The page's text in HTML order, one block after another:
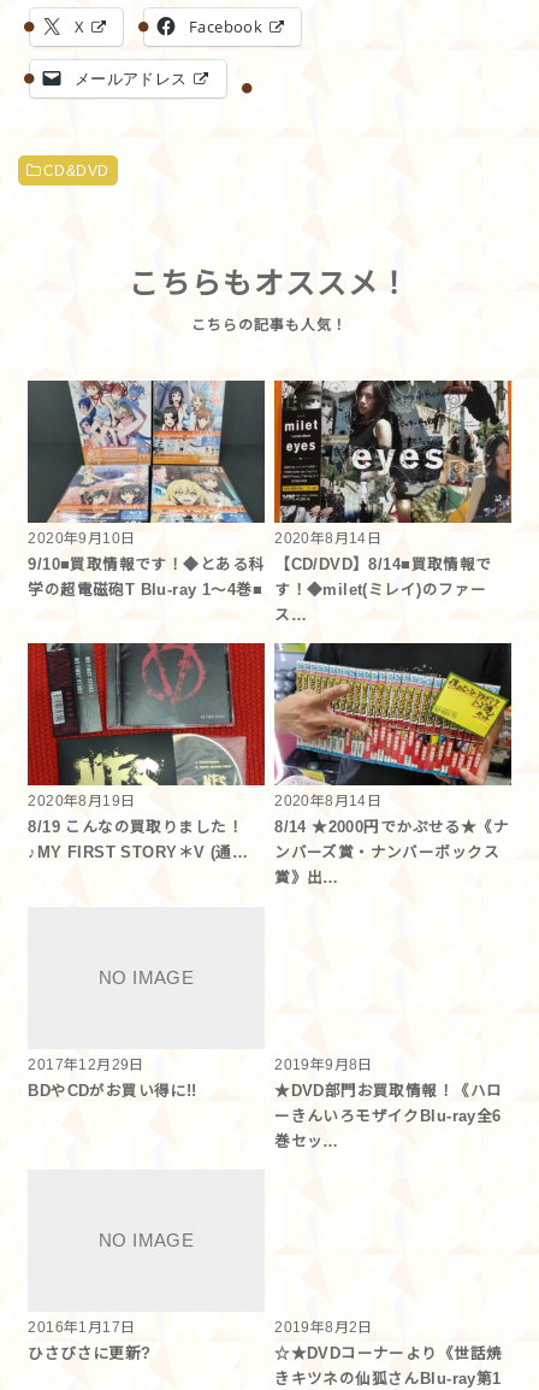
X Facebook
メールアドレス
CD&DVD
こちらもオススメ！
2020年9月10日
9/10■買取情報です！◆とある科
学の超電磁砲T Blu-ray 1～4巻■
2020年8月14日
【CD/DVD】8/14■買取情報で
す！◆milet(ミレイ)のファー
ス…
2020年8月19日
8/19 こんなの買取りました！
♪MY FIRST STORY＊V (通…
2020年8月14日
8/14 ★2000円でかぷせる★《ナ
ンバーズ賞・ナンバーボックス
賞》出…
2017年12月29日
BDやCDがお買い得に!!
2019年9月8日
★DVD部門お買取情報！《ハロ
ーきんいろモザイクBlu-ray全6
巻セッ…
2016年1月17日
ひさびさに更新?
2019年8月2日
☆★DVDコーナーより《世話焼
きキツネの仙狐さんBlu-ray第1